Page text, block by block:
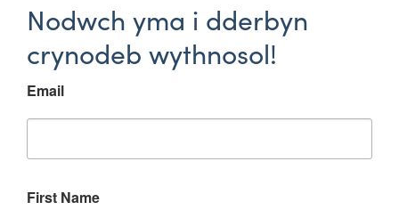
Nodwch yma i dderbyn
crynodeb wythnosol!
Email
First Name